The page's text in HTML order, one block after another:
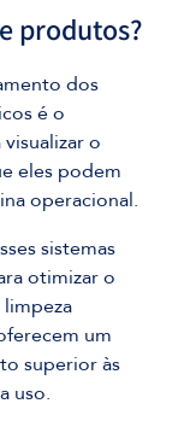
produtos?
dos
é o
o
eles podem
operacional.
sistemas
otimizar o
um
superior às
uso.